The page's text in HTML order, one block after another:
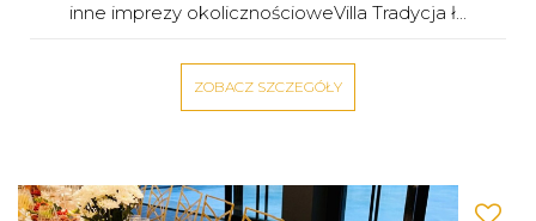
inne imprezy okolicznościoweVilla Tradycja ł...
ZOBACZ SZCZEGÓŁY